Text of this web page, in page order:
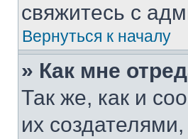
свяжитесь с
Вернуться к началу
» Как мне
Так же, как и
их